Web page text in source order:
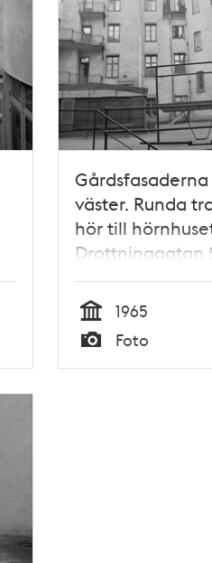
väster. Runda
hör till
Drottninggatan
Tid
1965
Typ
Foto